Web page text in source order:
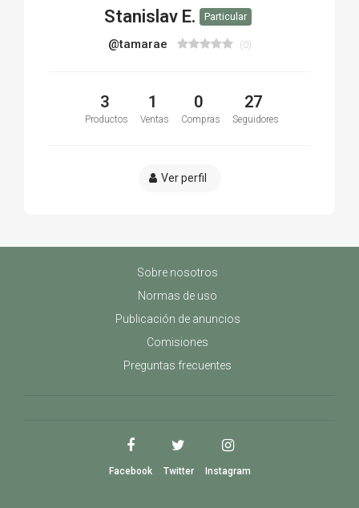
Stanislav E. Particular
@tamarae (0)
3
Productos
1
Ventas
0
Compras
27
Seguidores
Ver perfil
Sobre nosotros
Normas de uso
Publicación de anuncios
Comisiones
Preguntas frecuentes
Facebook Twitter Instagram